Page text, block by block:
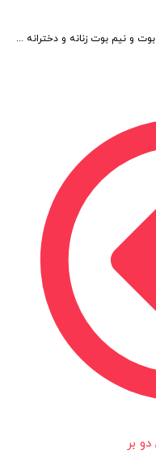
بوت و نیم بوت زنانه و دخترانه مدل بندی بغل زیپ رنگ مشکی کد A223